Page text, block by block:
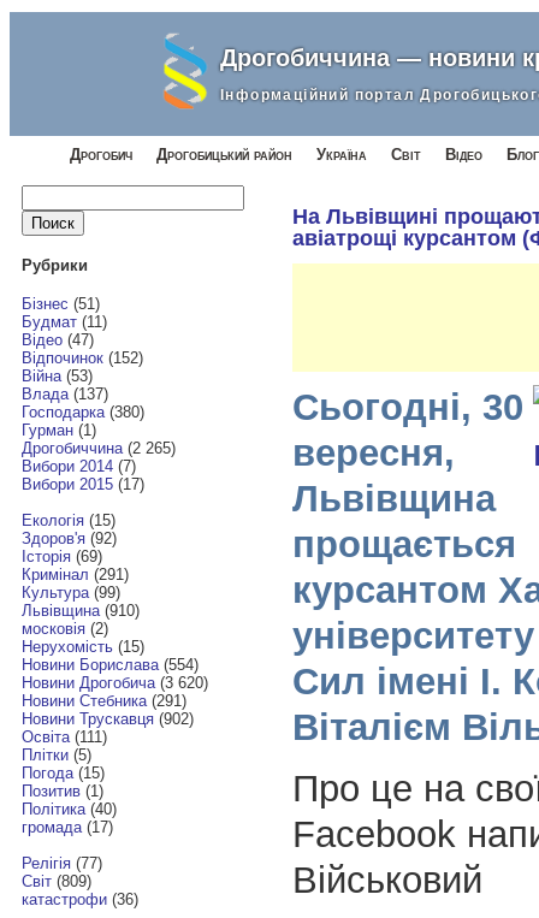
Дрогобиччина — новини
Інформаційний портал
Дрогобич Дрогобицький район Україна Світ Відео
Найти:
Рубрики
Бізнес (51)
Будмат(11)
Відео(47)
Відпочинок(152)
Війна(53)
Влада(137)
Господарка(380)
Гурман(1)
Дрогобиччина(2 265)
Вибори 2014(7)
Вибори 2015(17)
Екологія(15)
Здоров'я(92)
Історія(69)
Кримінал (291)
Культура(99)
Львівщина(910)
московія(2)
Нерухомість(15)
Новини Борислава(554)
Новини Дрогобича(3 620)
Новини Стебника(291)
Новини Трускавця(902)
Освіта(111)
Плітки(5)
Погода(15)
Позитив(1)
Політика(40)
громада(17)
Релігія(77)
Світ(809)
катастрофи(36)
На Львівщині
авіатрощі курсантом
Сьогодні, 30
вересня,
Львівщина
прощається
курсантом
Сил імені І.
Віталієм
Про це на
Facebook
Військовий